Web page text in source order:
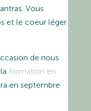
Vous
et le coeur léger
de nous
formation en
en septembre